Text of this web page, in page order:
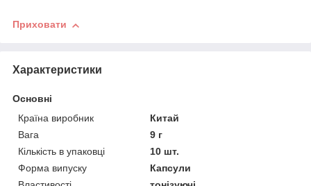
Приховати
Характеристики
Основні
Країна виробник
Китай
Вага
9 г
Кількість в упаковці
10 шт.
Форма випуску
Капсули